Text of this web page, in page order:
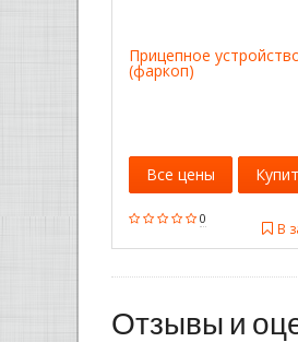
Прицепное
(фаркоп)
0
В
Все цены
Отзывы и